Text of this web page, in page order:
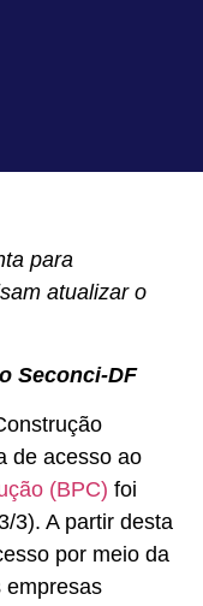
para
atualizar o
Seconci-DF
de acesso ao
(BPC) foi
3). A partir desta
por meio da
empresas